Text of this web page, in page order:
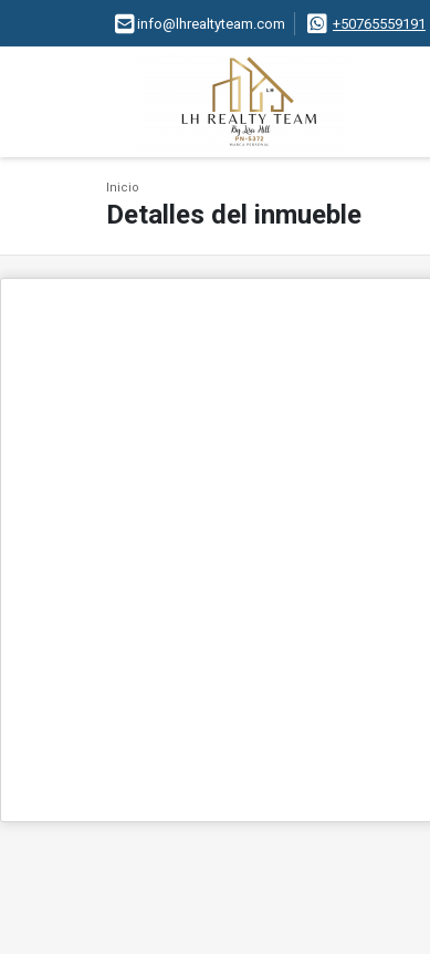
info@lhrealtyteam.com +50765559191
Inicio
Detalles del inmueble